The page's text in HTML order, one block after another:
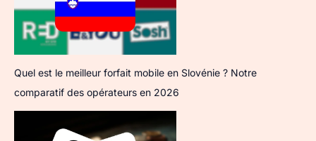
Quel est le meilleur forfait mobile en Slovénie ? Notre
comparatif des opérateurs en 2026